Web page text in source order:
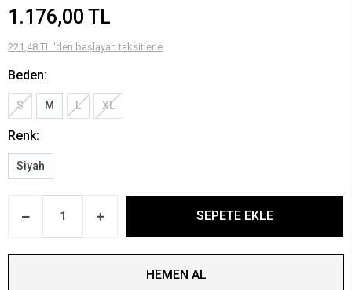
1.176,00 TL
221,48 TL 'den başlayan taksitlerle
Beden:
S M L XL
Renk:
Siyah
SEPETE EKLE
HEMEN AL